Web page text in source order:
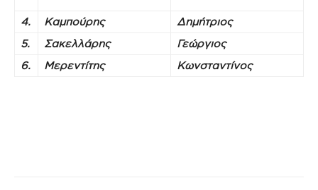
4. Καμπούρης
Δημήτριος
5.
Σακελλάρης
Γεώργιος
6.
Μερεντίτης Κωνσταντίνος